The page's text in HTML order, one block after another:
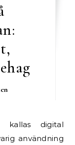
användning